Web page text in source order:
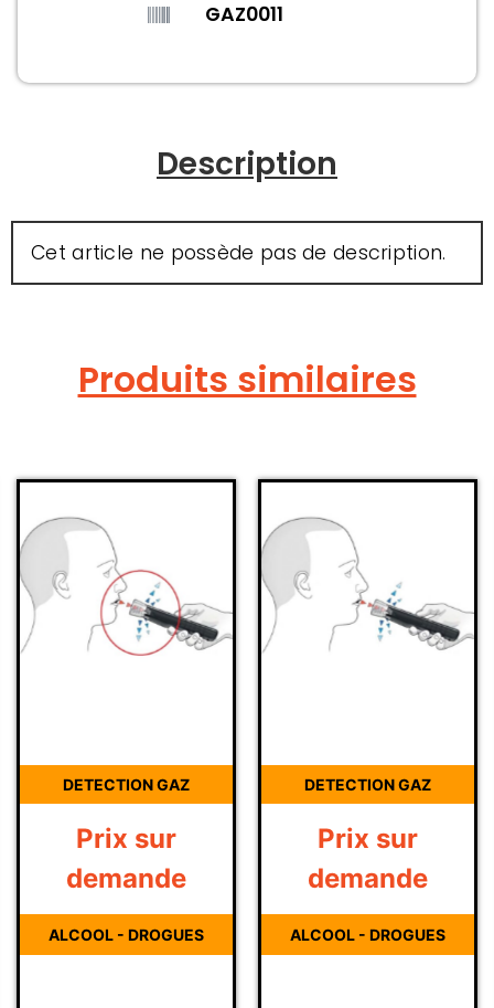
GAZ0011
Description
Cet article ne possède pas de description.
Produits similaires
DETECTION GAZ
Prix sur
demande
ALCOOL - DROGUES
DETECTION GAZ
Prix sur
demande
ALCOOL - DROGUES